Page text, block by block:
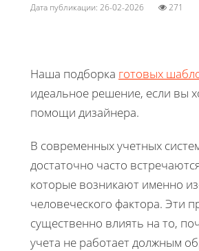
Дата публикации: 26-02-2026 271
Наша подборка готовых
идеальное решение, если вы
помощи дизайнера.
В современных учетных
достаточно часто
которые возникают именно
человеческого фактора. Эти
существенно влиять на то,
учета не работает должным